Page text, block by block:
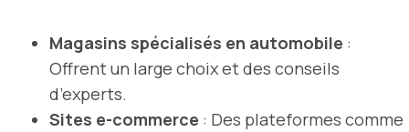
Magasins spécialisés en automobile :
Offrent un large choix et des conseils
d’experts.
Sites e-commerce : Des plateformes comme